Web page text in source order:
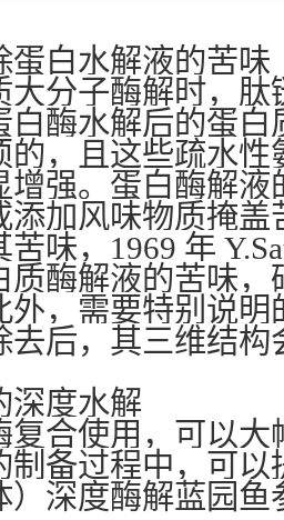
蛋白水解液的苦味
大分子酶解时，
白酶水解后的蛋
的，且这些疏水
增强。蛋白酶解
添加风味物质掩
苦味，1969 年
质酶解液的苦味
外，需要特别说
去后，其三维结
深度水解
复合使用，可以
制备过程中，可
）深度酶解蓝园鱼